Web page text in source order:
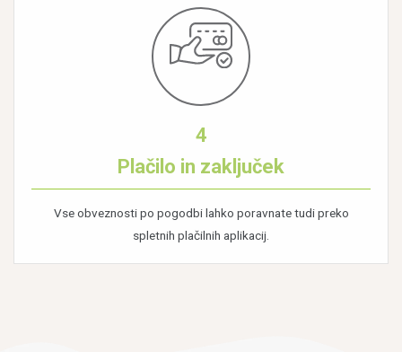
4
Plačilo in zaključek
Vse obveznosti po pogodbi lahko poravnate tudi preko
spletnih plačilnih aplikacij.